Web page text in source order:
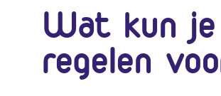
Wat kun
regelen